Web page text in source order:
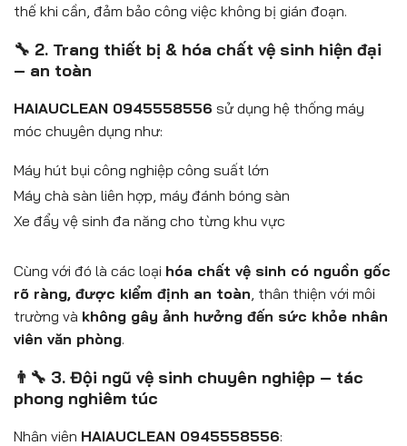
thế khi cần, đảm bảo công việc không bị gián đoạn.
🔧 2. Trang thiết bị & hóa chất vệ sinh hiện đại
– an toàn
HAIAUCLEAN 0945558556 sử dụng hệ thống máy
móc chuyên dụng như:
Máy hút bụi công nghiệp công suất lớn
Máy chà sàn liên hợp, máy đánh bóng sàn
Xe đẩy vệ sinh đa năng cho từng khu vực
Cùng với đó là các loại hóa chất vệ sinh có nguồn gốc
rõ ràng, được kiểm định an toàn , thân thiện với môi
trường và không gây ảnh hưởng đến sức khỏe nhân
viên văn phòng.
👨‍🔧 3. Đội ngũ vệ sinh chuyên nghiệp – tác
phong nghiêm túc
Nhân viên HAIAUCLEAN 0945558556: